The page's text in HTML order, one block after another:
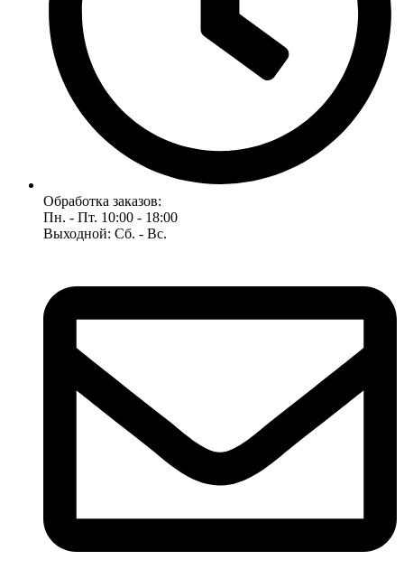
Обработка заказов:
Пн. - Пт. 10:00 - 18:00
Выходной: Сб. - Вс.